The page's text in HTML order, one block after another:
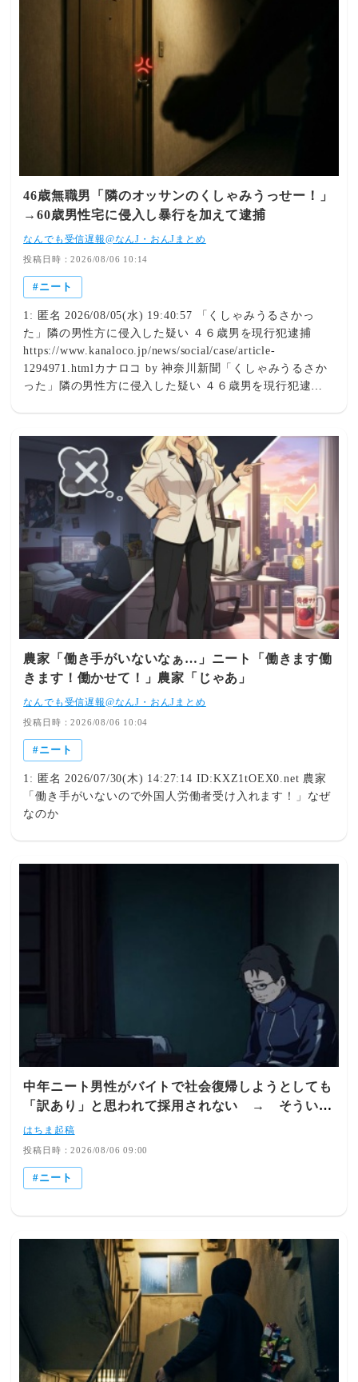
ら 嫌な人は飛ばしておくれ(フェイクあり) 登場人物 私
(男) 私弟 私妹 父 母 基本情報 私は父が31 母が30
の時に生まれる 弟はその1年後 妹は弟の3年後に生まれ
た 兄弟で最も出来が良い(妹は高校大学共にいい大学で
トップの成績、当然のように運動神経がよく、モテる。も
ちろん美人) 父はとある店の店長、県内では大きい方の会
社。 母はパート429: おさかなくわえた名無しさ
ん 2018/02/04(日) 21:05:27.55 ID:XyW242h7ことの始まり
は私が18になり、父が49になろうとしていた冬の話か
な 父がﾀﾋんだんだよね。会社から帰る坂道で車がスリッ
プ、ガードレールを破壊し崖から転落したらしい。 一家
の大黒柱を突然失ったから、私はアルバイトに励み家にお
金を入れたんだ。母もそうだった 一応保険が下りたため
当面の生活は出来た。 妹はまだ中学生だったため、家事
など家のことをしてもらった。 私は高校を卒業し、進学
せずに就職した。 偶然にも縁に恵まれ、それなりの会社
に就職した。 家庭は安定し始め、妹も就職しようとした
が私の反対により大学へ進学した ちょっとお金足りなく
て親戚から貸してもらったりしたけど 妹は順調に道を進
み、試験を楽々突破して公務員になりました 妹は別の県
の県にいたんだ で、私が30代入って少し経った頃、母が
ややって、さあ終わったってなった時、とある問題が噴出
したんよ それは弟。父がﾀﾋんだときもずっと部屋に籠っ
てた弟。私も妹も顔が思い出せないどころか憶えてもなく
て、親戚のおっちゃんに言われて、初めて気づいた感じ。
嘘だけど、 触れたくなかったんだよね、あれは明らかな
不良債権だったし、妹のこと忄生的に見てたし430: おさか
なくわえた名無しさん 2018/02/04(日)
21:05:49.98 ID:XyW242h7親戚で集まって、誰が引き取る
かって話をした。まあ誰も引き取りたくないし、押し付け
あったね で、結論が母の遺産を全部相続させる代わりに
誰も面倒は見ない。って感じ まあ、母は金をためるのが
あったんよ。具体的に言うとしっかり節約すれば3年ぐら
いは働かなくて生活できるぐらい(母は父がﾀﾋんだ数年後
から正社員になっている上に私らも仕送り多めに送って
弟がﾀﾋんだのが発見されたのは2か月後ぐらいかな 買い物
臭が原因で発見されたよ 酷い状況だったらしいね。私ら
はなんとなくわかってたけど。案の定って感じだね みん
な予想してた感じだね。家が大変な時に買い出しにさえい
ん 2018/02/04(日) 21:09:03.77 ID:XyW242h7なんか長文に
なったからめんどい人のために簡潔に 父がﾀﾋぬ 私は大学
進学せず、働く 妹大学進学し就職 弟何もしない 数年後
母ﾀﾋぬ 葬式後 ニートの弟に遺産継がせて放置 2か月後ﾀﾋ
亡確認432: おさかなくわえた名無しさん 2018/02/04(日)
22:04:07.35 ID:GPOR9Oyl>>431 大島てるに載ってる？
440: おさかなくわえた名無しさん 2018/02/05(月)
07:41:42.45 ID:R/fhSwp/>>432 この前見に行ったら別の建
物になってたし載ってないと思う434: おさかなくわえた名
無しさん 2018/02/05(月) 00:42:23.71 ID:v8ajVE7Kいい処
ん 2018/02/07(水) 12:40:45.64 ID:qe6x5Aoz>>434 言い方
はキツいけどコレだわな。一応猶予与えたんだし435: おさ
かなくわえた名無しさん 2018/02/05(月) 00:44:07.90
ID:OduWEijU明らかに生活力がないほどの障害があったの
02:10:18.86 ID:2Mvestp7よかったじゃん、遺産食い潰して
ﾀﾋなれるより金に手付かずで早目に逝ってくれ
て >>435 警察入って問題無しだったんだからいいんだよ
437: おさかなくわえた名無しさん 2018/02/05(月)
06:01:24.51 ID:eYHEuM24逆に二ヶ月よく保ったな438: お
さかなくわえた名無しさん 2018/02/05(月) 06:01:55.44
ID:eYHEuM24ああ、発見がか。すめん。441: おさかなく
わえた名無しさん 2018/02/05(月) 08:26:43.80
46歳無職男「隣のオッサンのくしゃみうっせー！」
→60歳男性宅に侵入し暴行を加えて逮捕
なんでも受信遅報@なんJ・おんJまとめ
投稿日時：2026/08/06 10:14
ニート
1: 匿名 2026/08/05(水) 19:40:57 「くしゃみうるさかっ
た」隣の男性方に侵入した疑い ４６歳男を現行犯逮捕
https://www.kanaloco.jp/news/social/case/article-
1294971.htmlカナロコ by 神奈川新聞「くしゃみうるさか
った」隣の男性方に侵入した疑い ４６歳男を現行犯逮捕 |
６）を現行犯逮捕した。逮捕容疑は同日午後９時２０分ご
ろ、正当な理由がないのに隣に住む会社員男性（６０）方
に侵入した、としている。署によると、男は「くしゃみ
を…
農家「働き手がいないなぁ…」ニート「働きます働
きます！働かせて！」農家「じゃあ」
なんでも受信遅報@なんJ・おんJまとめ
投稿日時：2026/08/06 10:04
ニート
1: 匿名 2026/07/30(木) 14:27:14 ID:KXZ1tOEX0.net 農家
「働き手がいないので外国人労働者受け入れます！」なぜ
なのか
中年ニート男性がバイトで社会復帰しようとしても
「訳あり」と思われて採用されない → そういう
人には◯◯◯バイトが最高で超おすすめという
話！ マジかｗｗｗｗ
はちま起稿
投稿日時：2026/08/06 09:00
ニート